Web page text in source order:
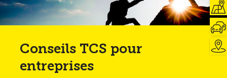
Conseils TCS pour
entreprises